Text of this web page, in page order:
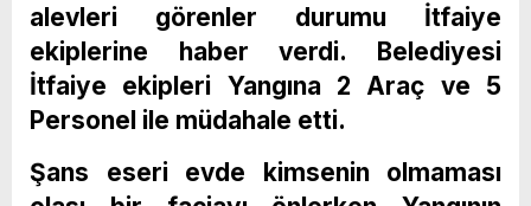
alevleri görenler durumu İtfaiye
ekiplerine haber verdi. Belediyesi
İtfaiye ekipleri Yangına 2 Araç ve 5
Personel ile müdahale etti.
Şans eseri evde kimsenin olmaması